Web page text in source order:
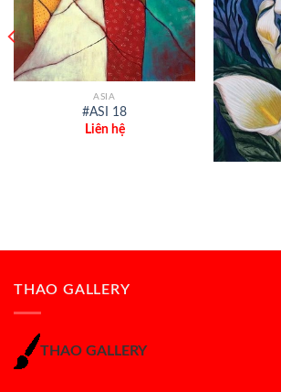
ASIA
#ASI 18
Liên hệ
THAO GALLERY
THAO GALLERY